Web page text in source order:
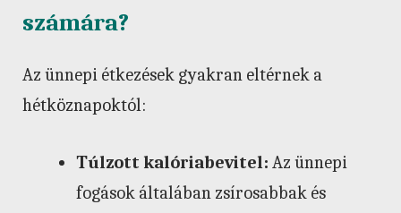
számára?
Az ünnepi étkezések gyakran eltérnek a
hétköznapoktól:
Túlzott kalóriabevitel: Az ünnepi
fogások általában zsírosabbak és